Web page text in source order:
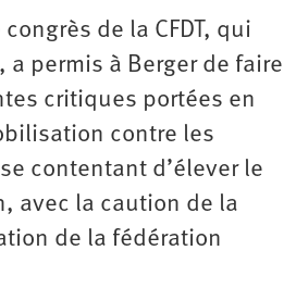
de la CFDT, qui
a permis à Berger de faire
critiques portées en
contre les
contentant d’élever le
avec la caution de la
de la fédération